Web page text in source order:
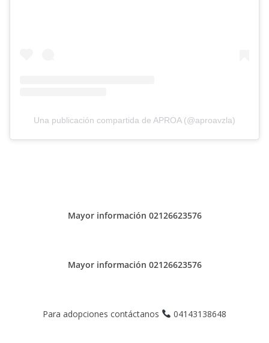
Una publicación compartida de APROA (@aproavzla)
Mayor información 02126623576
Mayor información 02126623576
Para adopciones contáctanos 04143138648